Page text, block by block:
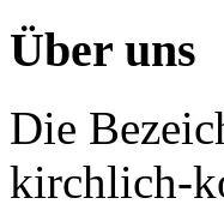
Über uns
Die
kirchlich-